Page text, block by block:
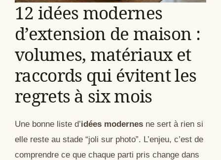
12 idées modernes
d’extension de maison :
volumes, matériaux et
raccords qui évitent les
regrets à six mois
Une bonne liste d’idées modernes ne sert à rien si
elle reste au stade “joli sur photo”. L’enjeu, c’est de
comprendre ce que chaque parti pris change dans